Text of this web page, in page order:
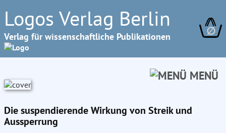
Logos Verlag Berlin
Verlag für wissenschaftliche Publikationen ∅
MENÜ
Die suspendierende Wirkung von Streik und
Aussperrung